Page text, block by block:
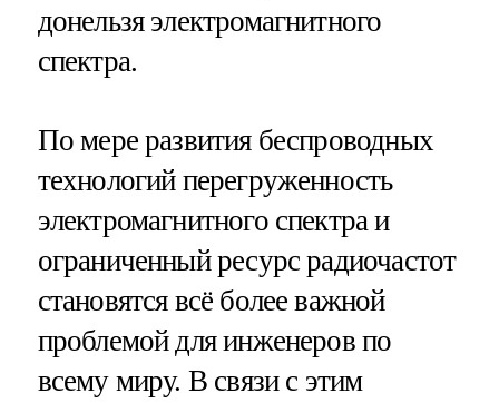
донельзя электромагнитного
спектра.
По мере развития беспроводных
технологий перегруженность
электромагнитного спектра и
ограниченный ресурс радиочастот
становятся всё более важной
проблемой для инженеров по
всему миру. В связи с этим